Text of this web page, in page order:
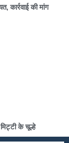
कार्रवाई की मांग
के चूल्हे